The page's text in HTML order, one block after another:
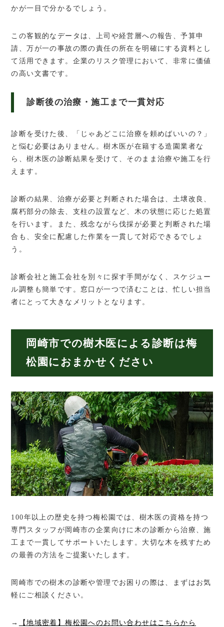
かが一目で分かるでしょう。
この客観的なデータは、上司や経営層への報告、予算申
請、万が一の事故の際の責任の所在を明確にする資料とし
て活用できます。企業のリスク管理において、非常に価値
の高い文書です。
診断後の治療・施工まで一貫対応
診断を受けた後、「じゃあどこに治療を頼めばいいの？」
と悩む必要はありません。樹木医が在籍する造園業者な
ら、樹木医の診断結果を受けて、そのまま治療や施工を行
えます。
診断の結果、治療が必要と判断された場合は、土壌改良、
腐朽部分の除去、支柱の設置など、木の状態に応じた処置
を行います。また、残念ながら伐採が必要と判断された場
合も、安全に配慮した作業を一貫して対応できるでしょ
う。
診断会社と施工会社を別々に探す手間がなく、スケジュー
ル調整も簡単です。窓口が一つで済むことは、忙しい担当
者にとって大きなメリットとなります。
岡崎市での樹木医による診断は梅
松園におまかせください
100年以上の歴史を持つ梅松園では、樹木医の資格を持つ
専門スタッフが岡崎市の企業向けに木の診断から治療、施
工まで一貫してサポートいたします。大切な木を残すため
の最善の方法をご提案いたします。
岡崎市での樹木の診断や管理でお困りの際は、まずはお気
軽にご相談ください。
→ 【地域密着】梅松園へのお問い合わせはこちらから